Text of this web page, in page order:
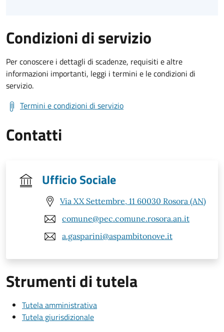
Condizioni di servizio
Per conoscere i dettagli di scadenze, requisiti e altre
informazioni importanti, leggi i termini e le condizioni di
servizio.
Termini e condizioni di servizio
Contatti
Ufficio Sociale
Via XX Settembre, 11 60030 Rosora (AN)
comune@pec.comune.rosora.an.it
a.gasparini@aspambitonove.it
Strumenti di tutela
Tutela amministrativa
Tutela giurisdizionale